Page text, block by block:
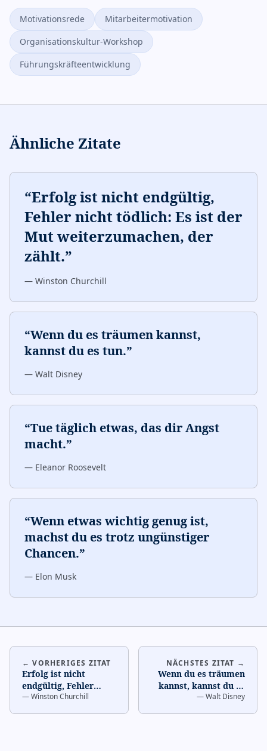
Motivationsrede
Mitarbeitermotivation
Organisationskultur-Workshop
Führungskräfteentwicklung
Ähnliche Zitate
“Erfolg ist nicht endgültig,
Fehler nicht tödlich: Es ist der
Mut weiterzumachen, der
zählt.”
— Winston Churchill
“Wenn du es träumen kannst,
kannst du es tun.”
— Walt Disney
“Tue täglich etwas, das dir Angst
macht.”
— Eleanor Roosevelt
“Wenn etwas wichtig genug ist,
machst du es trotz ungünstiger
Chancen.”
— Elon Musk
← VORHERIGES ZITAT
Erfolg ist nicht
endgültig, Fehler
nicht tödlich: Es ist
—Winston Churchill
NÄCHSTES ZITAT →
Wenn du es träumen
kannst, kannst du es
tun.…
—Walt Disney